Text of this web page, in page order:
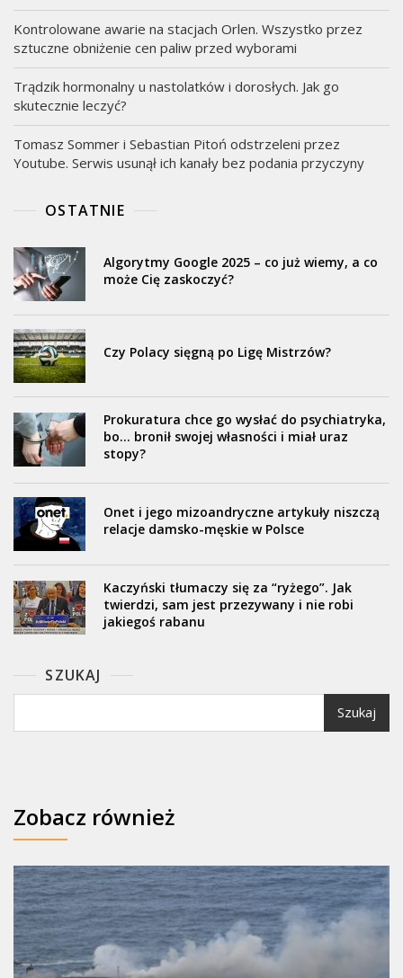
Kontrolowane awarie na stacjach Orlen. Wszystko przez
sztuczne obniżenie cen paliw przed wyborami
Trądzik hormonalny u nastolatków i dorosłych. Jak go
skutecznie leczyć?
Tomasz Sommer i Sebastian Pitoń odstrzeleni przez
Youtube. Serwis usunął ich kanały bez podania przyczyny
OSTATNIE
Algorytmy Google 2025 – co już wiemy, a co
może Cię zaskoczyć?
Czy Polacy sięgną po Ligę Mistrzów?
Prokuratura chce go wysłać do psychiatryka,
bo… bronił swojej własności i miał uraz
stopy?
Onet i jego mizoandryczne artykuły niszczą
relacje damsko-męskie w Polsce
Kaczyński tłumaczy się za “ryżego”. Jak
twierdzi, sam jest przezywany i nie robi
jakiegoś rabanu
SZUKAJ
Szukaj
Zobacz również